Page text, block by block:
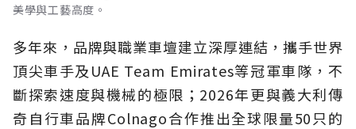
美學與工藝高度。
多年來，品牌與職業車壇建立深厚連結，攜手世界
頂尖車手及UAE Team Emirates等冠軍車隊，不
斷探索速度與機械的極限；2026年更與義大利傳
奇自行車品牌Colnago合作推出全球限量50只的